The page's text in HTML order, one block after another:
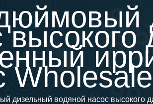
Wholesale
дизельный водяной насос высокого